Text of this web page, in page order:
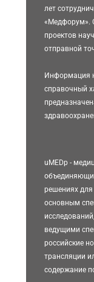
лет
«Медфорум».
проектов
отправной
Информация
справочный
uMEDp -
решениях для
основным
ведущими
российские
трансляции
содержание